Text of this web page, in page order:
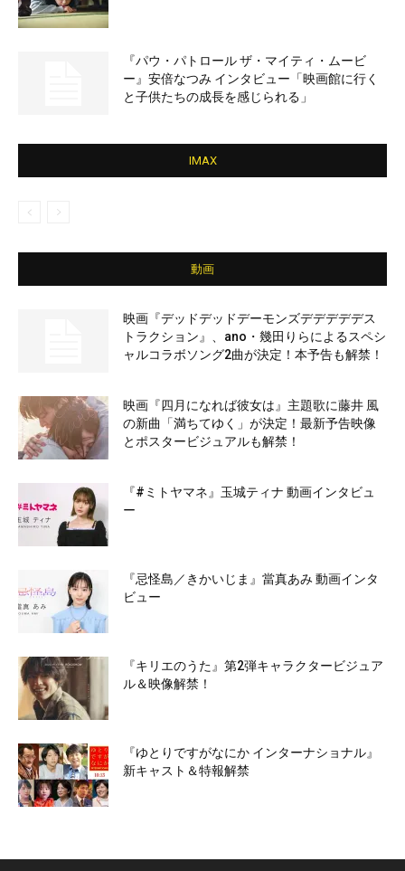
『パウ・パトロール ザ・マイティ・ムービ
ー』安倍なつみ インタビュー「映画館に行く
と子供たちの成長を感じられる」
IMAX
動画
映画『デッドデッドデーモンズデデデデデス
トラクション』、ano・幾田りらによるスペシ
ャルコラボソング2曲が決定！本予告も解禁！
映画『四月になれば彼女は』主題歌に藤井 風
の新曲「満ちてゆく」が決定！最新予告映像
とポスタービジュアルも解禁！
『#ミトヤマネ』玉城ティナ 動画インタビュ
ー
『忌怪島／きかいじま』當真あみ 動画インタ
ビュー
『キリエのうた』第2弾キャラクタービジュア
ル＆映像解禁！
『ゆとりですがなにか インターナショナル』
新キャスト＆特報解禁